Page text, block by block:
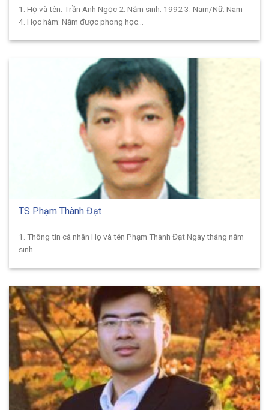
1. Họ và tên: Trần Anh Ngọc 2. Năm sinh: 1992 3. Nam/Nữ: Nam
4. Học hàm: Năm được phong học...
TS Phạm Thành Đạt
1. Thông tin cá nhân Họ và tên Phạm Thành Đạt Ngày tháng năm
sinh...